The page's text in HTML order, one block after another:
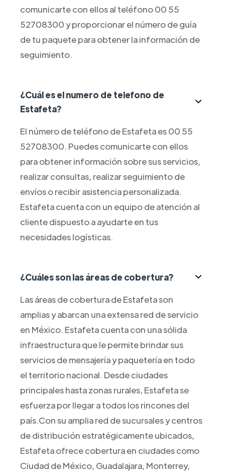
comunicarte con ellos al teléfono 00 55
52708300 y proporcionar el número de guía
de tu paquete para obtener la información de
seguimiento.
¿Cuál es el numero de telefono de
Estafeta?
El número de teléfono de Estafeta es 00 55
52708300. Puedes comunicarte con ellos
para obtener información sobre sus servicios,
realizar consultas, realizar seguimiento de
envíos o recibir asistencia personalizada.
Estafeta cuenta con un equipo de atención al
cliente dispuesto a ayudarte en tus
necesidades logísticas.
¿Cuáles son las áreas de cobertura?
Las áreas de cobertura de Estafeta son
amplias y abarcan una extensa red de servicio
en México. Estafeta cuenta con una sólida
infraestructura que le permite brindar sus
servicios de mensajería y paquetería en todo
el territorio nacional. Desde ciudades
principales hasta zonas rurales, Estafeta se
esfuerza por llegar a todos los rincones del
país.Con su amplia red de sucursales y centros
de distribución estratégicamente ubicados,
Estafeta ofrece cobertura en ciudades como
Ciudad de México, Guadalajara, Monterrey,